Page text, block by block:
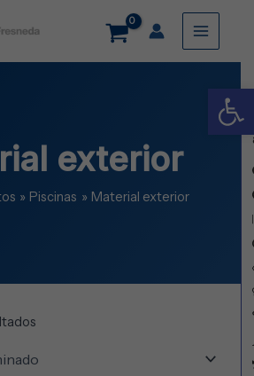
Main
Menu
exterior
Piscinas Material exterior